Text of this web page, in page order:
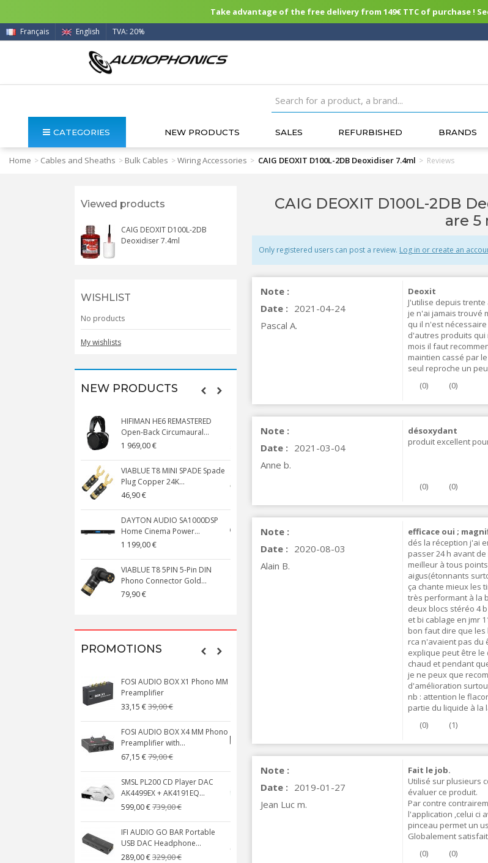
Take advantage of the free delivery from 149€ TTC of purchase !
Français English TVA: 20%
CATEGORIES NEW PRODUCTS SALES REFURBISHED BRANDS
Home > Cables and Sheaths > Bulk Cables >Wiring Accessories > CAIG DEOXIT D100L-2DB Deoxidiser 7.4ml > Reviews
Viewed products
CAIG DEOXIT D100L-2DB
Deoxidiser 7.4ml
WISHLIST
No products
My wishlists
NEW PRODUCTS
HIFIMAN HE6 REMASTERED
Open-Back Circumaural...
1 969,00 €
VIABLUE T8 MINI SPADE Spade
Plug Copper 24K...
46,90 €
DAYTON AUDIO SA1000DSP
Home Cinema Power...
1 199,00 €
VIABLUE T8 5PIN 5-Pin DIN
Phono Connector Gold...
79,90 €
Phono Connector Gold...
59,90 €
VIABLUE T8 Binding Post
VIABLUE EPC-4 T8 STEREO
SMALL Male Stereo Jack...
134,90 €
VIABLUE NF-S1 T8 Interconnect
PROMOTIONS
FOSI AUDIO BOX X1 Phono MM
Preamplifier
33,15 €39,00 €
FOSI AUDIO BOX X4 MM Phono
Preamplifier with...
67,15 €79,00 €
SMSL PL200 CD Player DAC
AK4499EX + AK4191EQ...
599,00 €739,00 €
IFI AUDIO GO BAR Portable
USB DAC Headphone...
289,00 €329,00 €
MKSX4 Low Profil...
149,00 €179,90 €
Class D Integrated...
579,00 €649,00 €
CAIG DEOXIT D100L-2DB
are 5
Only registered users can post a review. Log in or create an
Note :
Date : 2021-04-24
Pascal A.
Deoxit
J'utilise depuis trente
je n'ai jamais trouvé
qu il n'est
d'autres produits qui
mois il faut
maintien cassé par
seul reproche un
(0) (0)
Note :
Date : 2021-03-04
Anne b.
désoxydant
produit excellent
(0) (0)
Note :
Date : 2020-08-03
Alain B.
efficace oui ;
dés la réception j'ai
passer 24 h avant
meilleur à tous
aigus(étonnants
ça chante mieux les
très performant à la
deux blocs stéréo 4
et bi cablage en jmr
bon faut dire que
rca n'avaient pas du
explique peut être
chaud et pendant
je ne peux que
d'amélioration
nb : attention le
partie du liquide à la
(0) (1)
Note :
Date : 2019-01-27
Jean Luc m.
Fait le job.
Utilisé sur plusieurs
évaluer ce produit.
Par contre
l'application ,celui ci
pinceau permet un
Globalement
(0) (0)